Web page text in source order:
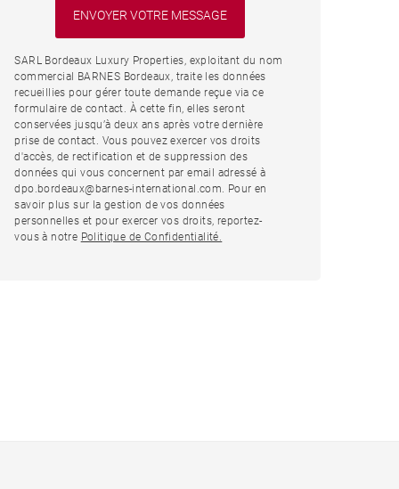
SARL Bordeaux Luxury Properties, exploitant du nom
commercial BARNES Bordeaux, traite les données
recueillies pour gérer toute demande reçue via ce
formulaire de contact. À cette fin, elles seront
conservées jusqu’à deux ans après votre dernière
prise de contact. Vous pouvez exercer vos droits
d'accès, de rectification et de suppression des
données qui vous concernent par email adressé à
dpo.bordeaux@barnes-international.com. Pour en
savoir plus sur la gestion de vos données
personnelles et pour exercer vos droits, reportez-
vous à notre Politique de Confidentialité.